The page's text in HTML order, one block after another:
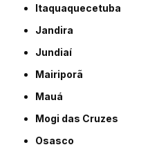
Itaquaquecetuba
Jandira
Jundiaí
Mairiporã
Mauá
Mogi das Cruzes
Osasco